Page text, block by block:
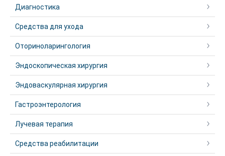
Диагностика
Средства для ухода
Оториноларингология
Эндоскопическая хирургия
Эндоваскулярная хирургия
Гастроэнтерология
Лучевая терапия
Средства реабилитации